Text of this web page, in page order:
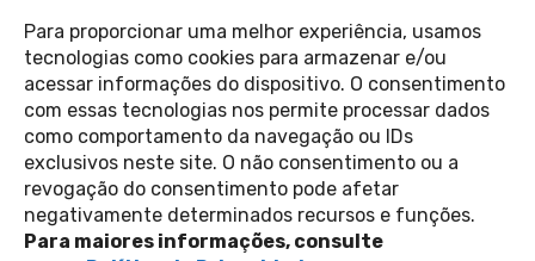
Para proporcionar uma melhor experiência, usamos
tecnologias como cookies para armazenar e/ou
acessar informações do dispositivo. O consentimento
com essas tecnologias nos permite processar dados
como comportamento da navegação ou IDs
exclusivos neste site. O não consentimento ou a
revogação do consentimento pode afetar
negativamente determinados recursos e funções.
Para maiores informações, consulte
ver todas as
notícias
Contato
Política de Privacidade
Perguntas Frequentes
copyright 2026